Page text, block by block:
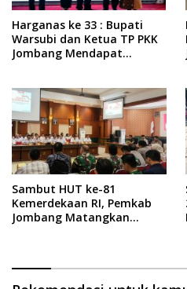
Harganas ke 33 : Bupati
Warsubi dan Ketua TP PKK
Jombang Mendapat
Sambut HUT ke-81
Kemerdekaan RI, Pemkab
Jombang Matangkan